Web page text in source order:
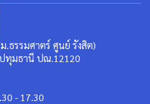
.ธรรมศาตร์ ศูนย์ รังสิต)
ปทุมธานี ปณ.12120
- 17.30